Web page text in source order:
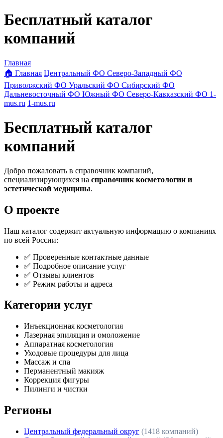
Бесплатный каталог
компаний
Главная
🏠 Главная Центральный ФО Северо-Западный ФО
Приволжский ФО Уральский ФО Сибирский ФО
Дальневосточный ФО Южный ФО Северо-Кавказский ФО 1-
mus.ru 1-mus.ru
Бесплатный каталог
компаний
Добро пожаловать в справочник компаний,
специализирующихся на справочник косметологии и
эстетической медицины.
О проекте
Наш каталог содержит актуальную информацию о компаниях
по всей России:
✅ Проверенные контактные данные
✅ Подробное описание услуг
✅ Отзывы клиентов
✅ Режим работы и адреса
Категории услуг
Инъекционная косметология
Лазерная эпиляция и омоложение
Аппаратная косметология
Уходовые процедуры для лица
Массаж и спа
Перманентный макияж
Коррекция фигуры
Пилинги и чистки
Регионы
Центральный федеральный округ (1418 компаний)